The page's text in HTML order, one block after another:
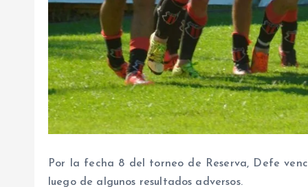
Por la fecha 8 del torneo de Reserva, Defe
luego de algunos resultados adversos.